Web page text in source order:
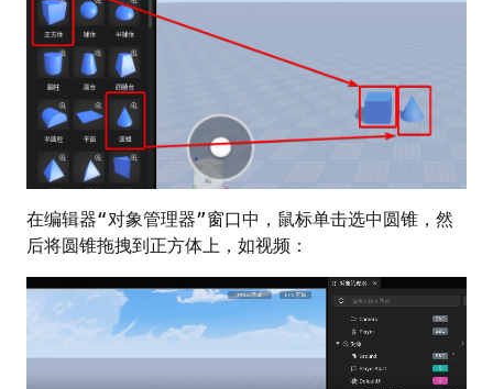
在编辑器“对象管理器”窗口中，鼠标单击选中圆锥，然
后将圆锥拖拽到正方体上，如视频：